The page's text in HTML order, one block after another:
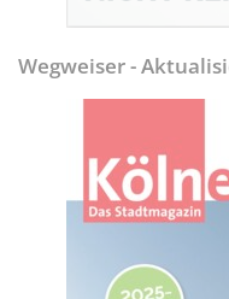
Wegweiser -